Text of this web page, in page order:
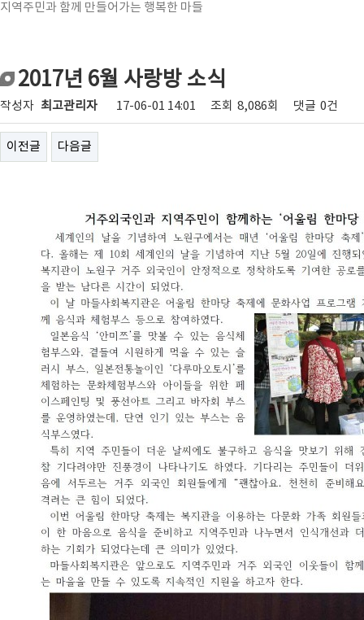
지역주민과 함께 만들어가는 행복한 마들
2017년 6월 사랑방 소식
작성자 최고관리자 17-06-01 14:01 조회 8,086회 댓글 0건
이전글 다음글